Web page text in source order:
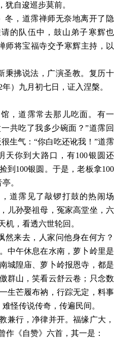
犹自逡巡步莫前。
冬，道霈禅师无奈地离开了隐
的队伍中，鼓山弟子寒辉也
师将宝福寺交予寒辉主持，以
秉拂说法，广演圣教。复历十
年）九月初七日，证入涅槃。
，道霈常去那儿吃面。有一
一共吃了我多少碗面？”道霈回
生气：“你白吃还讹我！”道霈
天你到大路口，有100银圆还
到100银圆。于是，老板拿100
。
道霈见了敲锣打鼓的热闹场
儿孙娶祖母，冤家高堂坐，六
机，看透六世轮回。
然来去，人家问他身在何方？
中午休息在水南，萝卜岭里是
城隍庙、萝卜岭报恩寺，都是
群山，笑看云舒云卷；只念数
生芒履布衲，行踪无定，料事
怪传说传奇，传遍民间。
兼行，净律并开。福缘广大，
作《自赞》六首，其一是：